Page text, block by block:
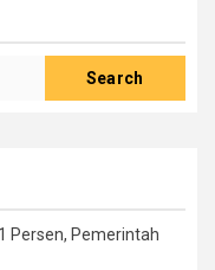
Search
Persen, Pemerintah